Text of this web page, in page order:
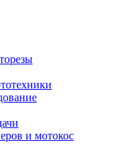
и мотокос